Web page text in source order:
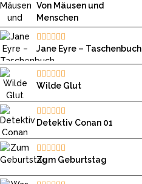
Von Mäusen und
Menschen
Jane Eyre – Taschenbuch
Wilde Glut
Detektiv Conan 01
Zum Geburtstag